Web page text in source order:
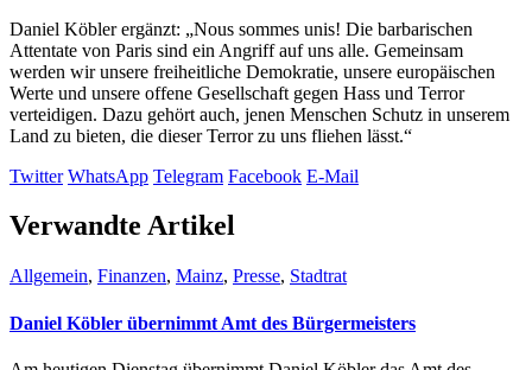
Daniel Köbler ergänzt: „Nous sommes unis! Die barbarischen
Attentate von Paris sind ein Angriff auf uns alle. Gemeinsam
werden wir unsere freiheitliche Demokratie, unsere europäischen
Werte und unsere offene Gesellschaft gegen Hass und Terror
verteidigen. Dazu gehört auch, jenen Menschen Schutz in unserem
Land zu bieten, die dieser Terror zu uns fliehen lässt.“
Twitter WhatsApp Telegram Facebook E-Mail
Verwandte Artikel
Allgemein, Finanzen, Mainz, Presse, Stadtrat
Daniel Köbler übernimmt Amt des Bürgermeisters